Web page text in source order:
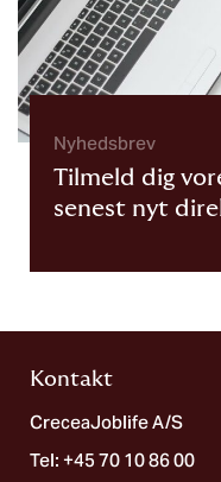
Nyhedsbrev
Tilmeld dig
senest nyt
Kontakt
CreceaJoblife A/S
Tel: +45 70 10 86 00